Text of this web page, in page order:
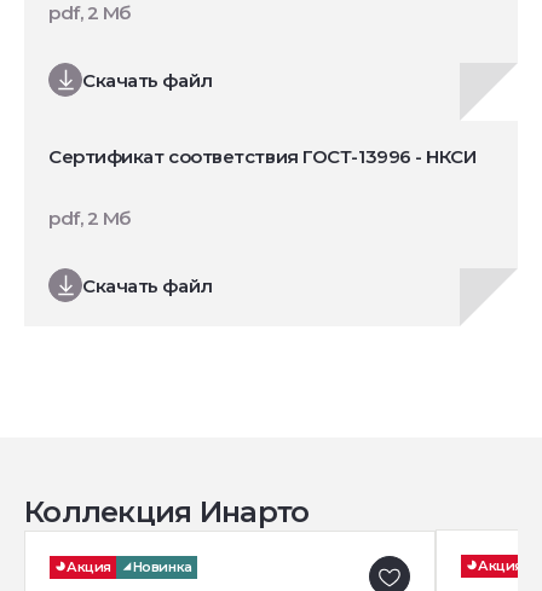
Скачать файл
pdf, 2 Мб
Сертификат соответствия ГОСТ-13996 - НКСИ
Скачать файл
pdf, 2 Мб
Коллекция Инарто
Акция Новинка Акция